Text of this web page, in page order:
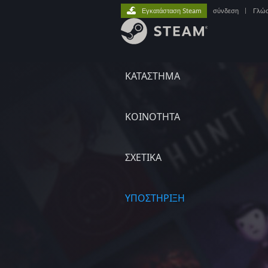
ΚΑΤΑΣΤΗΜΑ
ΚΟΙΝΟΤΗΤΑ
ΣΧΕΤΙΚΆ
ΥΠΟΣΤΗΡΙΞΗ
Εγκατάσταση Steam σύνδεση